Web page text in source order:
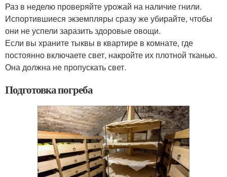
Раз в неделю проверяйте урожай на наличие гнили.
Испортившиеся экземпляры сразу же убирайте, чтобы
они не успели заразить здоровые овощи.
Если вы храните тыквы в квартире в комнате, где
постоянно включаете свет, накройте их плотной тканью.
Она должна не пропускать свет.
Подготовка погреба